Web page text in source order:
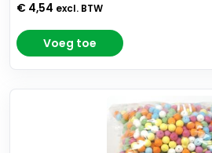
€ 4,54 excl. BTW
Voeg toe